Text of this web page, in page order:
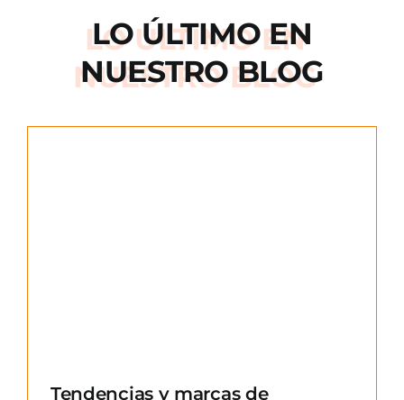
LO ÚLTIMO EN
NUESTRO BLOG
Tendencias y marcas de